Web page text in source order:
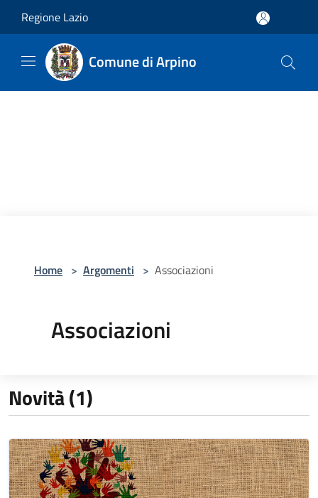
Regione Lazio
Comune di Arpino
Home > Argomenti > Associazioni
Associazioni
Novità (1)